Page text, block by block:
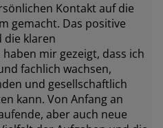
Kontakt auf die
gemacht. Das positive
die klaren
mir gezeigt, dass ich
fachlich wachsen,
und gesellschaftlich
kann. Von Anfang an
aber auch neue